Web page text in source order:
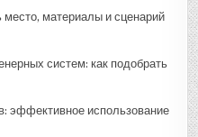
место, материалы и сценарий
систем: как подобрать
эффективное использование